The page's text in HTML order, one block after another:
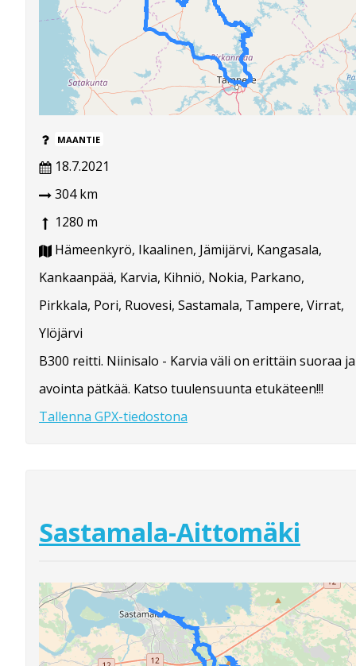
MAANTIE
18.7.2021
304 km
1280 m
Hämeenkyrö, Ikaalinen, Jämijärvi, Kangasala,
Kankaanpää, Karvia, Kihniö, Nokia, Parkano,
Pirkkala, Pori, Ruovesi, Sastamala, Tampere, Virrat,
Ylöjärvi
B300 reitti. Niinisalo - Karvia väli on erittäin suoraa ja
avointa pätkää. Katso tuulensuunta etukäteen!!!
Tallenna GPX-tiedostona
Sastamala-Aittomäki